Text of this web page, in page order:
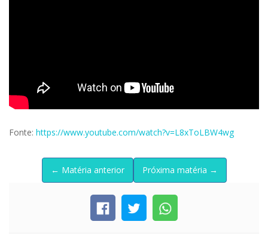
Fonte: https://www.youtube.com/watch?v=L8xToLBW4wg
← Matéria anterior Próxima matéria →